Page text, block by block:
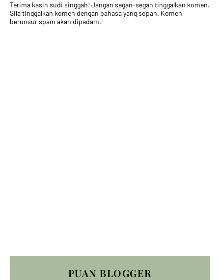
Terima kasih sudi singgah! Jangan segan-segan tinggalkan komen.
Sila tinggalkan komen dengan bahasa yang sopan. Komen
berunsur spam akan dipadam.
PUAN BLOGGER